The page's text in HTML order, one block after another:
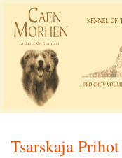
Tsarskaja